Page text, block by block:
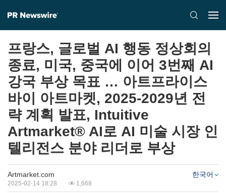
프랑스, 글로벌 AI 행동 정상회의
종료, 미국, 중국에 이어 3번째 AI
강국 부상 목표 … 아트프라이스
바이 아트마켓, 2025-2029년 전
략 계획 발표, Intuitive
Artmarket® AI로 AI 미술 시장 인
텔리전스 분야 리더로 부상
Artmarket.com
2025-02-14 18:28 1,668
한국어